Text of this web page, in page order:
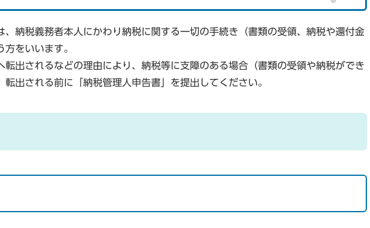
、納税義務者本人にかわり納税に関する一切の手続き（書類の受領、納税や還付金
方をいいます。
転出されるなどの理由により、納税等に支障のある場合（書類の受領や納税ができ
転出される前に「納税管理人申告書」を提出してください。